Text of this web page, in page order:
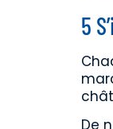
5
De